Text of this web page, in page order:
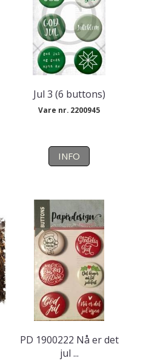
Jul 3 (6 buttons)
Vare nr. 2200945
INFO
PD 1900222 Nå er det
jul ...